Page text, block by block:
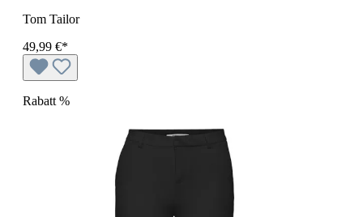
Tom Tailor
49,99 €*
Rabatt %